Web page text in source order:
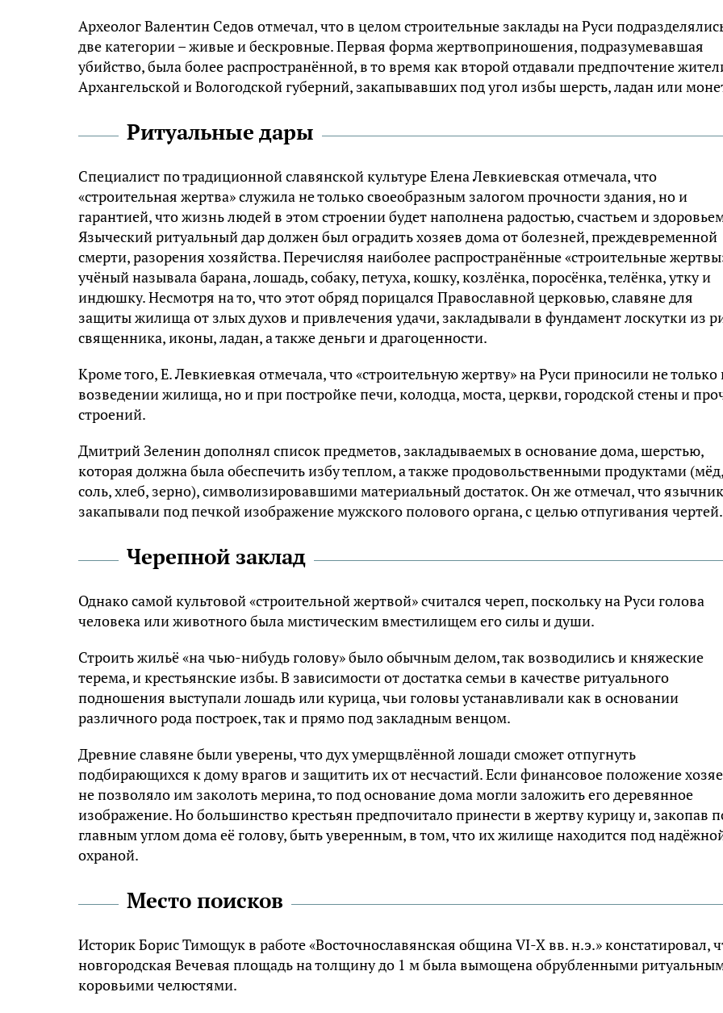
Археолог Валентин Седов отмечал, что в целом строительные заклады на Руси
две категории – живые и бескровные. Первая форма жертвоприношения, подразумевавшая
убийство, была более распространённой, в то время как второй отдавали предпочтение
Архангельской и Вологодской губерний, закапывавших под угол избы шерсть, ладан или
Ритуальные дары
Специалист по традиционной славянской культуре Елена Левкиевская отмечала, что
«строительная жертва» служила не только своеобразным залогом прочности здания, но и
гарантией, что жизнь людей в этом строении будет наполнена радостью, счастьем и
Языческий ритуальный дар должен был оградить хозяев дома от болезней, преждевременной
смерти, разорения хозяйства. Перечисляя наиболее распространённые «строительные
учёный называла барана, лошадь, собаку, петуха, кошку, козлёнка, поросёнка, телёнка, утку и
индюшку. Несмотря на то, что этот обряд порицался Православной церковью, славяне для
защиты жилища от злых духов и привлечения удачи, закладывали в фундамент лоскутки из
священника, иконы, ладан, а также деньги и драгоценности.
Кроме того, Е. Левкиевкая отмечала, что «строительную жертву» на Руси приносили не только
возведении жилища, но и при постройке печи, колодца, моста, церкви, городской стены и
строений.
Дмитрий Зеленин дополнял список предметов, закладываемых в основание дома, шерстью,
которая должна была обеспечить избу теплом, а также продовольственными продуктами (мёд,
соль, хлеб, зерно), символизировавшими материальный достаток. Он же отмечал, что
закапывали под печкой изображение мужского полового органа, с целью отпугивания чертей.
Черепной заклад
Однако самой культовой «строительной жертвой» считался череп, поскольку на Руси голова
человека или животного была мистическим вместилищем его силы и души.
Строить жильё «на чью-нибудь голову» было обычным делом, так возводились и княжеские
терема, и крестьянские избы. В зависимости от достатка семьи в качестве ритуального
подношения выступали лошадь или курица, чьи головы устанавливали как в основании
различного рода построек, так и прямо под закладным венцом.
Древние славяне были уверены, что дух умерщвлённой лошади сможет отпугнуть
подбирающихся к дому врагов и защитить их от несчастий. Если финансовое положение
не позволяло им заколоть мерина, то под основание дома могли заложить его деревянное
изображение. Но большинство крестьян предпочитало принести в жертву курицу и, закопав
главным углом дома её голову, быть уверенным, в том, что их жилище находится под
охраной.
Место поисков
Историк Борис Тимощук в работе «Восточнославянская община VI-X вв. н.э.» констатировал,
новгородская Вечевая площадь на толщину до 1 м была вымощена обрубленными
коровьими челюстями.